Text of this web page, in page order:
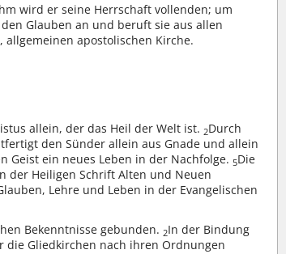
wird er seine Herrschaft vollenden; um
Glauben an und beruft sie aus allen
apostolischen Kirche.
allein, der das Heil der Welt ist. 2Durch
den Sünder allein aus Gnade und allein
Geist ein neues Leben in der Nachfolge. 5Die
der Heiligen Schrift Alten und Neuen
Lehre und Leben in der Evangelischen
Bekenntnisse gebunden. 2In der Bindung
Gliedkirchen nach ihren Ordnungen